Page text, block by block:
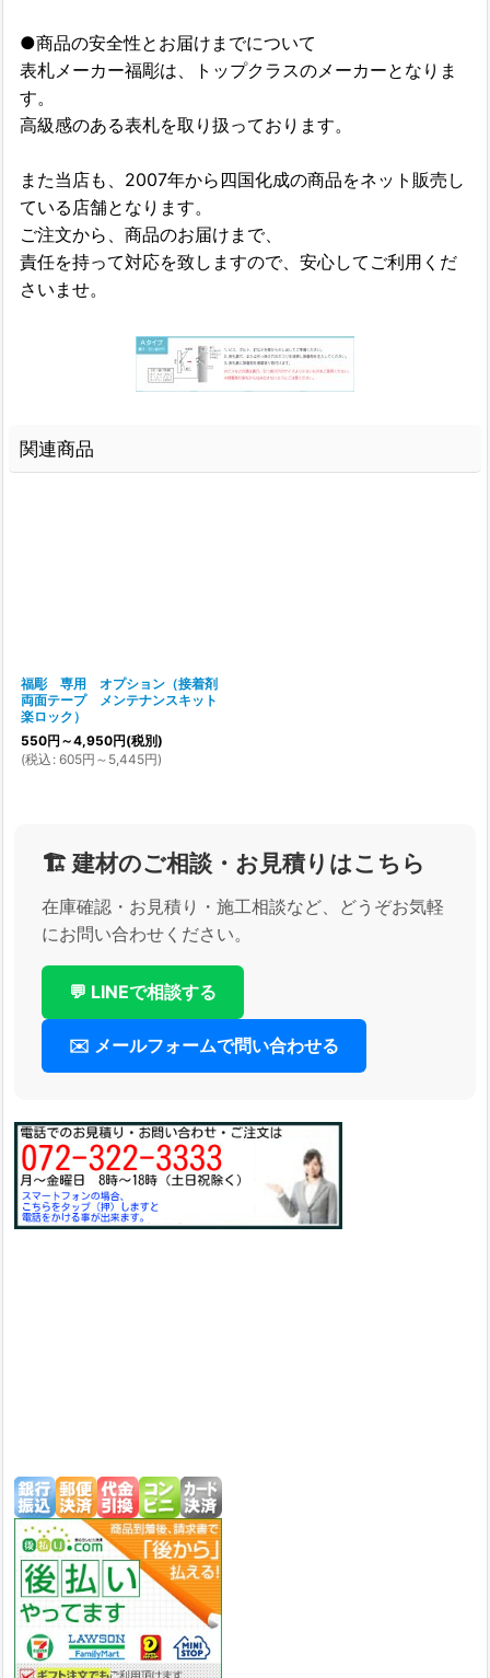
●商品の安全性とお届けまでについて
表札メーカー福彫は、トップクラスのメーカーとなりま
す。
高級感のある表札を取り扱っております。
また当店も、2007年から四国化成の商品をネット販売し
ている店舗となります。
ご注文から、商品のお届けまで、
責任を持って対応を致しますので、安心してご利用くだ
さいませ。
関連商品
福彫 専用 オプション（接着剤
両面テープ メンテナンスキット
楽ロック）
550円 ～4,950円(税別)
(税込 : 605円 ～5,445円)
🏗️ 建材のご相談・お見積りはこちら
在庫確認・お見積り・施工相談など、どうぞお気軽
にお問い合わせください。
💬 LINEで相談する
✉️ メールフォームで問い合わせる